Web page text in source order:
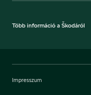
Több információ a Škodáról
Impresszum